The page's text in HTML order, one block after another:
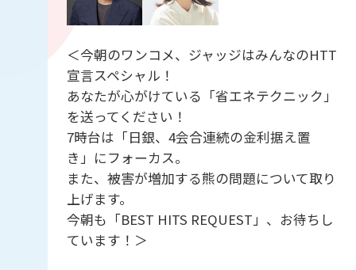
＜今朝のワンコメ、ジャッジはみんなのHTT
宣言スペシャル！
あなたが心がけている「省エネテクニック」
を送ってください！
7時台は「日銀、4会合連続の金利据え置
き」にフォーカス。
また、被害が増加する熊の問題について取り
上げます。
今朝も「BEST HITS REQUEST」、お待ちし
ています！＞